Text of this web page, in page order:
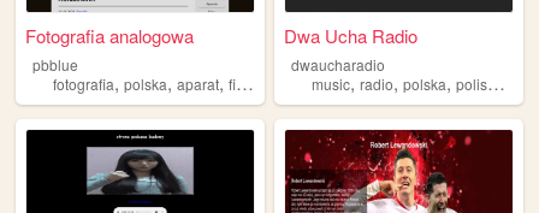
Fotografia analogowa
pbblue
fotografia, polska, aparat, film analogowa
Dwa Ucha Radio
dwaucharadio
music,radio,polska,polish ,